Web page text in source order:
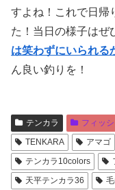
すよね！これで日帰
た！当日の様子はぜ
は笑わずにいられる
ん良い釣りを！
テンカラ フィッ
TENKARA
アマゴ
テンカラ10colors
天平テンカラ36